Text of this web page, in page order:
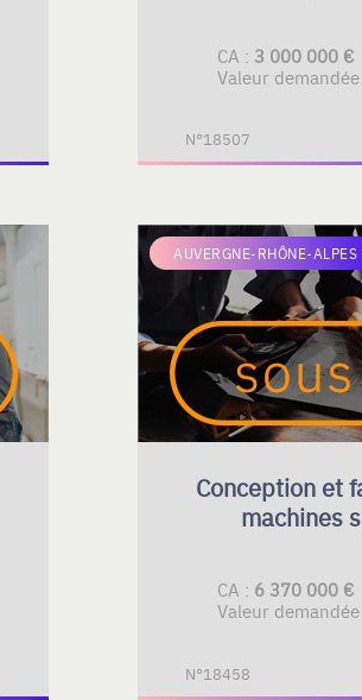
CA : 3 000 000 €
Valeur
N°18507
AUVERGNE-RHÔNE-ALPES
Conception et
machines
CA : 6 370 000 €
Valeur
N°18458